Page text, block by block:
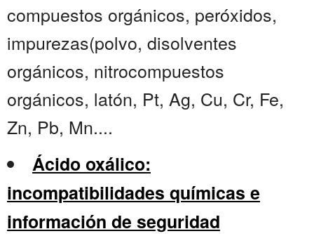
compuestos orgánicos, peróxidos,
impurezas(polvo, disolventes
orgánicos, nitrocompuestos
orgánicos, latón, Pt, Ag, Cu, Cr, Fe,
Zn, Pb, Mn....
Ácido oxálico:
incompatibilidades químicas e
información de seguridad